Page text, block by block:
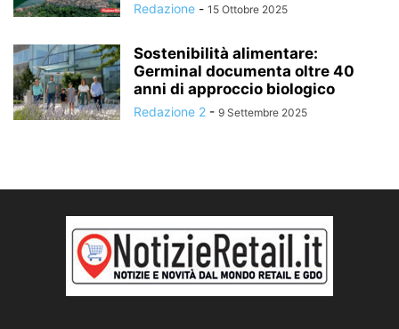
Redazione - 15 Ottobre 2025
Sostenibilità alimentare:
Germinal documenta oltre 40
anni di approccio biologico
Redazione 2 - 9 Settembre 2025